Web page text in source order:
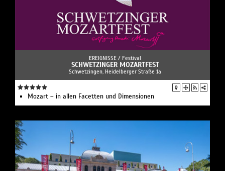
EREIGNISSE / Festival
SCHWETZINGER MOZARTFEST
Schwetzingen, Heidelberger Straße 1a
Mozart – in allen Facetten und Dimensionen